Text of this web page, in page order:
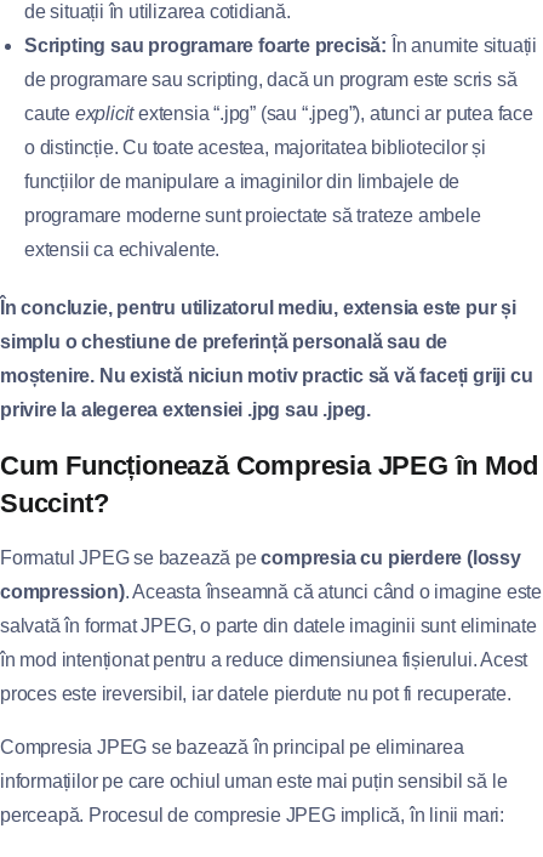
de situații în utilizarea cotidiană.
Scripting sau programare foarte precisă: În anumite situații
de programare sau scripting, dacă un program este scris să
caute explicitextensia “.jpg” (sau “.jpeg”), atunci ar putea face
o distincție. Cu toate acestea, majoritatea bibliotecilor și
funcțiilor de manipulare a imaginilor din limbajele de
programare moderne sunt proiectate să trateze ambele
extensii ca echivalente.
În concluzie, pentru utilizatorul mediu, extensia este pur și
simplu o chestiune de preferință personală sau de
moștenire. Nu există niciun motiv practic să vă faceți griji cu
privire la alegerea extensiei .jpg sau .jpeg.
Cum Funcționează Compresia JPEG în Mod
Succint?
Formatul JPEG se bazează pecompresia cu pierdere (lossy
compression). Aceasta înseamnă că atunci când o imagine este
salvată în format JPEG, o parte din datele imaginii sunt eliminate
în mod intenționat pentru a reduce dimensiunea fișierului. Acest
proces este ireversibil, iar datele pierdute nu pot fi recuperate.
Compresia JPEG se bazează în principal pe eliminarea
informațiilor pe care ochiul uman este mai puțin sensibil să le
perceapă. Procesul de compresie JPEG implică, în linii mari: